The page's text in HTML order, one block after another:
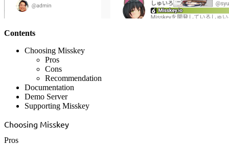
Contents
Choosing Misskey
Pros
Cons
Recommendation
Documentation
Demo Server
Supporting Misskey
Choosing Misskey
Pros